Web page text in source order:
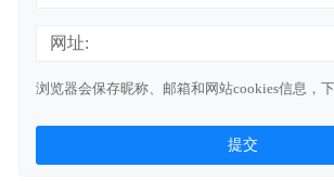
网址:
浏览器会保存昵称、邮箱和网站cookies信息，